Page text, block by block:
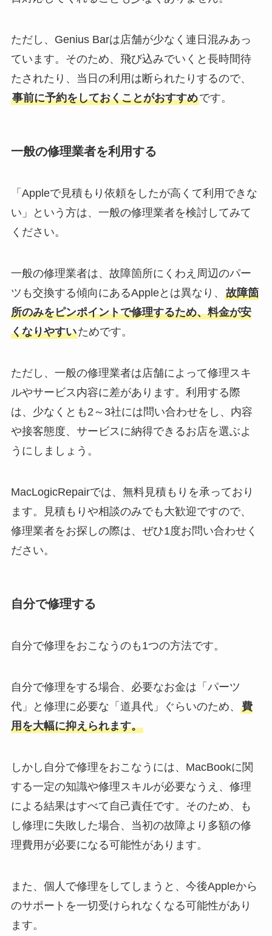
ただし、Genius Barは店舗が少なく連日混みあっ
ています。そのため、飛び込みでいくと長時間待
たされたり、当日の利用は断られたりするので、
事前に予約をしておくことがおすすめです。
一般の修理業者を利用する
「Appleで見積もり依頼をしたが高くて利用できな
い」という方は、一般の修理業者を検討してみて
ください。
一般の修理業者は、故障箇所にくわえ周辺のパー
ツも交換する傾向にあるAppleとは異なり、 故障箇
所のみをピンポイントで修理するため、料金が安
くなりやすいためです。
ただし、一般の修理業者は店舗によって修理スキ
ルやサービス内容に差があります。利用する際
は、少なくとも2～3社には問い合わせをし、内容
や接客態度、サービスに納得できるお店を選ぶよ
うにしましょう。
MacLogicRepairでは、無料見積もりを承っており
ます。見積もりや相談のみでも大歓迎ですので、
修理業者をお探しの際は、ぜひ1度お問い合わせく
ださい。
自分で修理する
自分で修理をおこなうのも1つの方法です。
自分で修理をする場合、必要なお金は「パーツ
代」と修理に必要な「道具代」ぐらいのため、 費
用を大幅に抑えられます。
しかし自分で修理をおこなうには、MacBookに関
する一定の知識や修理スキルが必要なうえ、修理
による結果はすべて自己責任です。そのため、も
し修理に失敗した場合、当初の故障より多額の修
理費用が必要になる可能性があります。
また、個人で修理をしてしまうと、今後Appleから
のサポートを一切受けられなくなる可能性があり
ます。